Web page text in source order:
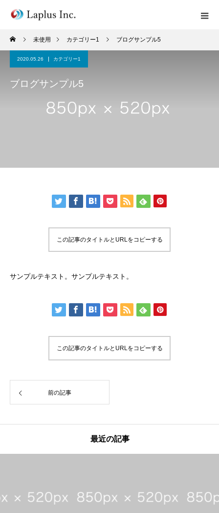
未使用 カテゴリー1 ブログサンプル5
2020.05.26 カテゴリー1
ブログサンプル5
この記事のタイトルとURLをコピーする
サンプルテキスト。サンプルテキスト。
この記事のタイトルとURLをコピーする
前の記事
最近の記事